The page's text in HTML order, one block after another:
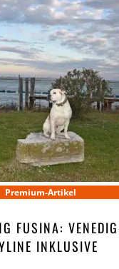
Premium-Artikel
FUSINA:
INKLUSIVE